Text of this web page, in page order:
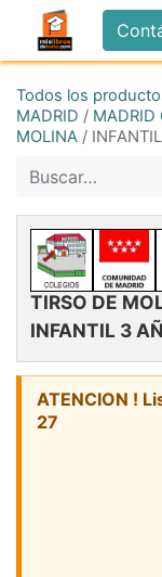
Todos los
MADRID / MADRID
MOLINA /
TIRSO DE
INFANTIL 3
ATENCION !
27